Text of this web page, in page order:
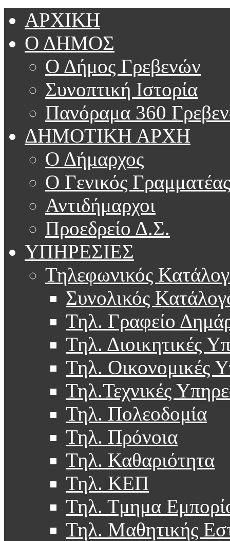
ΑΡΧΙΚΗ
Ο ΔΗΜΟΣ
Ο Δήμος Γρεβενών
Συνοπτική Ιστορία
Πανόραμα 360
ΔΗΜΟΤΙΚΗ ΑΡΧΗ
Ο Δήμαρχος
Ο Γενικός Γραμματέας
Αντιδήμαρχοι
Προεδρείο Δ.Σ.
ΥΠΗΡΕΣΙΕΣ
Τηλεφωνικός
Συνολικός
Τηλ. Γραφείο
Τηλ. Διοικητικές
Τηλ. Οικονομικές
Τηλ.Τεχνικές
Τηλ. Πολεοδομία
Τηλ. Πρόνοια
Τηλ. Καθαριότητα
Τηλ. ΚΕΠ
Τηλ. Τμημα
Τηλ. Μαθητικής